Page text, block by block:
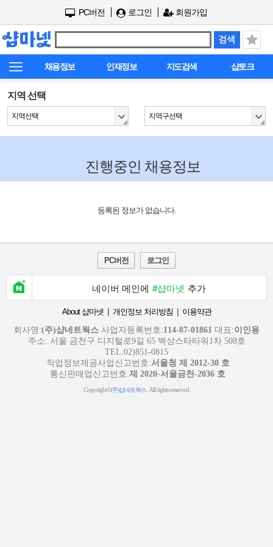
PC버전 로그인 회원가입
채용정보 인재정보 지도검색 샵토크
지역 선택
지역선택 지역구선택
진행중인 채용정보
등록된 정보가 없습니다.
PC버전 로그인
네이버 메인에 #샵마넷 추가
About 샵마넷 | 개인정보 처리방침 | 이용약관
회사명:(주)샵네트웍스 사업자등록번호:114-87-01861 대표:이인용
주소: 서울 금천구 디지털로9길 65 백상스타타워1차 508호
TEL:02)851-0815
직업정보제공사업신고번호:서울청 제 2012-30 호
통신판매업신고번호:제 2020-서울금천-2036 호
Copyright©(주)샵네트웍스. All rights reserved.